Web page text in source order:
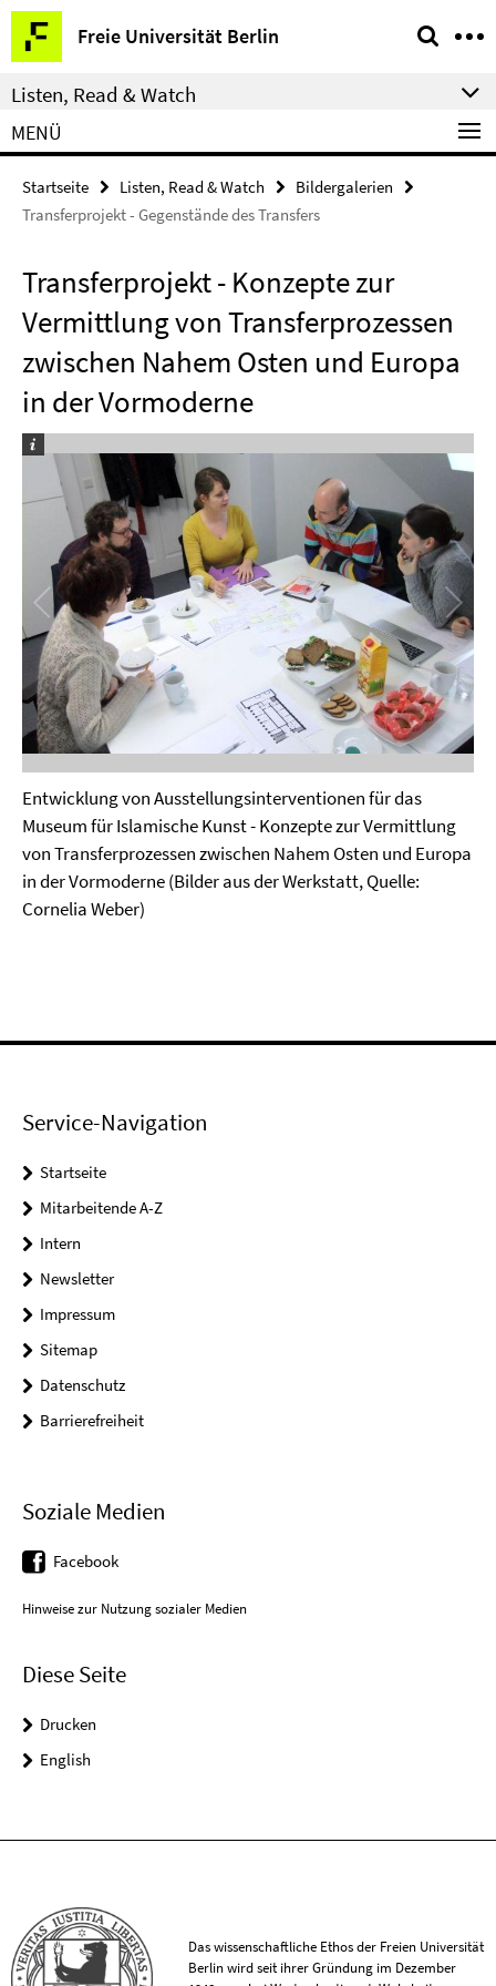
Springe
direkt
zu
Inhalt
Freie Universität Berlin
Service-
Navigation
Listen, Read & Watch
MENÜ
Startseite Listen, Read & Watch
Bildergalerien
Transferprojekt - Gegenstände des Transfers
Transferprojekt - Konzepte zur
Vermittlung von Transferprozessen
zwischen Nahem Osten und Europa
in der Vormoderne
Entwicklung von Ausstellungsinterventionen für das
Museum für Islamische Kunst - Konzepte zur Vermittlung
von Transferprozessen zwischen Nahem Osten und Europa
in der Vormoderne (Bilder aus der Werkstatt, Quelle:
Cornelia Weber)
Service-Navigation
Startseite
Mitarbeitende A-Z
Intern
Newsletter
Impressum
Sitemap
Datenschutz
Barrierefreiheit
Soziale Medien
Facebook
Hinweise zur Nutzung sozialer Medien
Diese Seite
Drucken
English
Das wissenschaftliche Ethos der Freien Universität
Berlin wird seit ihrer Gründung im Dezember